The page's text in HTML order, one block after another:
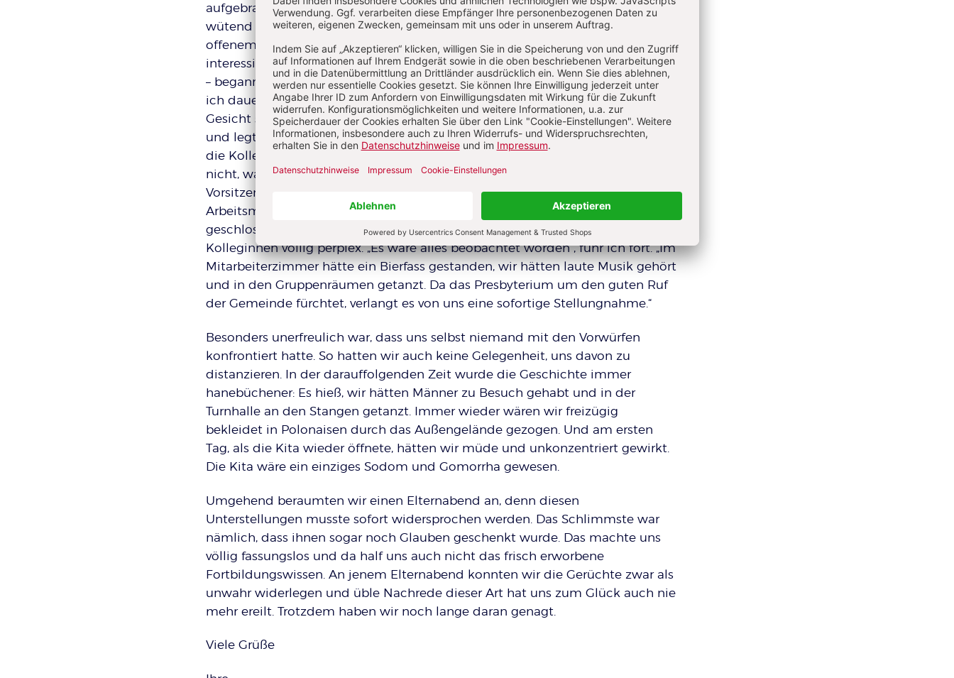
aufgebracht. „So geht das aber nicht!“ Noch ahnte ich nicht, warum sie so
wütend war. Denn ich war mir keiner Schuld bewusst. Mit rotem Kopf und
offenem Mund lauschte ich ihren Worten. Einige Kolleginnen blieben
interessiert stehen und nach einer Weile – ich hatte noch immer nichts gesagt
– begannen die ersten zu kichern. Es muss recht amüsant gewirkt haben, wie
ich dauernd wortlos in den Hörer nickte und mir zusehends die Röte ins
Gesicht stieg. Zwischendurch schüttelte ich auch mal ungläubig den Kopf
und legte dann schweigend auf. „Was ist denn passiert?“ Gespannt warteten
die Kolleginnen, bis ich halbwegs wieder zu mir gekommen war. „Ihr glaubt
nicht, was dem Presbyterium zu Ohren gekommen ist. Beim Einkaufen ist die
Vorsitzende angesprochen worden: Was denn unsere Kita für eine
Arbeitsmoral hätte? Wir hätten die Kita einfach mal so für drei Tage
geschlossen und hätten in der Zeit Orgien gefeiert.“ Jetzt waren die
Kolleginnen völlig perplex. „Es wäre alles beobachtet worden“, fuhr ich fort. „Im
Mitarbeiterzimmer hätte ein Bierfass gestanden, wir hätten laute Musik gehört
und in den Gruppenräumen getanzt. Da das Presbyterium um den guten Ruf
der Gemeinde fürchtet, verlangt es von uns eine sofortige Stellungnahme.“
Besonders unerfreulich war, dass uns selbst niemand mit den Vorwürfen
konfrontiert hatte. So hatten wir auch keine Gelegenheit, uns davon zu
distanzieren. In der darauffolgenden Zeit wurde die Geschichte immer
hanebüchener: Es hieß, wir hätten Männer zu Besuch gehabt und in der
Turnhalle an den Stangen getanzt. Immer wieder wären wir freizügig
bekleidet in Polonaisen durch das Außengelände gezogen. Und am ersten
Tag, als die Kita wieder öffnete, hätten wir müde und unkonzentriert gewirkt.
Die Kita wäre ein einziges Sodom und Gomorrha gewesen.
Umgehend beraumten wir einen Elternabend an, denn diesen
Unterstellungen musste sofort widersprochen werden. Das Schlimmste war
nämlich, dass ihnen sogar noch Glauben geschenkt wurde. Das machte uns
völlig fassungslos und da half uns auch nicht das frisch erworbene
Fortbildungswissen. An jenem Elternabend konnten wir die Gerüchte zwar als
unwahr widerlegen und üble Nachrede dieser Art hat uns zum Glück auch nie
mehr ereilt. Trotzdem haben wir noch lange daran genagt.
Viele Grüße